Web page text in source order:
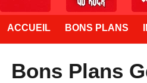
ACCUEIL BONS PLANS
Bons Plans